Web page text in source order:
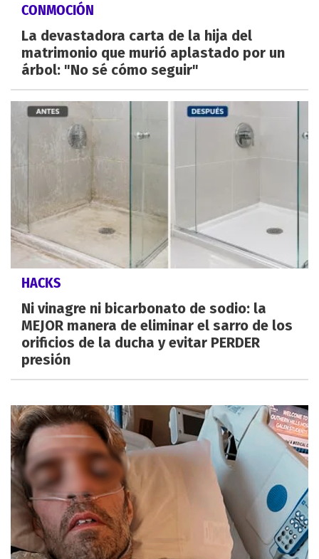
CONMOCIÓN
La devastadora carta de la hija del
matrimonio que murió aplastado por un
árbol: "No sé cómo seguir"
HACKS
Ni vinagre ni bicarbonato de sodio: la
MEJOR manera de eliminar el sarro de los
orificios de la ducha y evitar PERDER
presión